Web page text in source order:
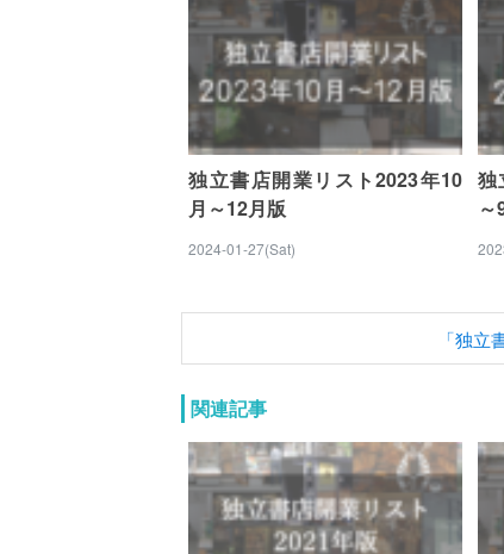
独立書店開業リスト2023年10
月～12月版
2024-01-27(Sat)
独
～
「独
関連記事